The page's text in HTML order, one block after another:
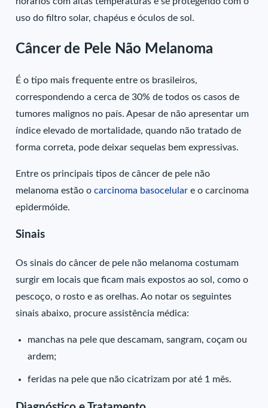
uso do filtro solar, chapéus e óculos de sol.
Câncer de Pele Não Melanoma
É o tipo mais frequente entre os brasileiros,
correspondendo a cerca de 30% de todos os casos de
tumores malignos no país. Apesar de não apresentar um
índice elevado de mortalidade, quando não tratado de
forma correta, pode deixar sequelas bem expressivas.
Entre os principais tipos de câncer de pele não
melanoma estão ocarcinoma basocelular e o carcinoma
epidermóide.
Sinais
Os sinais do câncer de pele não melanoma costumam
surgir em locais que ficam mais expostos ao sol, como o
pescoço, o rosto e as orelhas. Ao notar os seguintes
sinais abaixo, procure assistência médica:
manchas na pele que descamam, sangram, coçam ou
ardem;
feridas na pele que não cicatrizam por até 1 mês.